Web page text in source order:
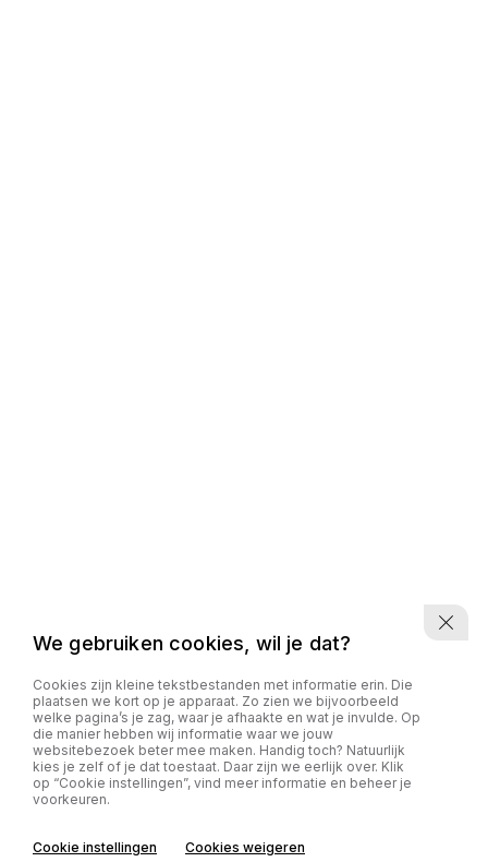
We gebruiken cookies, wil je dat?
Cookies zijn kleine tekstbestanden met informatie erin. Die
plaatsen we kort op je apparaat. Zo zien we bijvoorbeeld
welke pagina’s je zag, waar je afhaakte en wat je invulde. Op
die manier hebben wij informatie waar we jouw
websitebezoek beter mee maken. Handig toch? Natuurlijk
kies je zelf of je dat toestaat. Daar zijn we eerlijk over. Klik
op “Cookie instellingen”, vind meer informatie en beheer je
voorkeuren.
Cookie instellingen Cookies weigeren